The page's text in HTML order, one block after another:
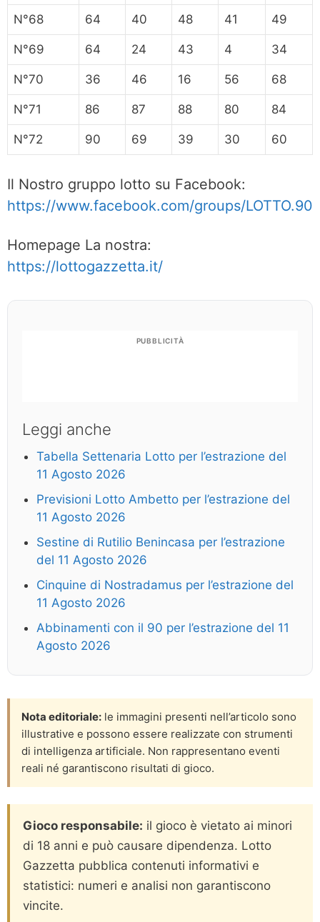
N°68 64 40 48 41 49
N°69 64 24 43 4 34
N°70 36 46 16 56 68
N°71 86 87 88 80 84
N°72 90 69 39 30 60
Il Nostro gruppo lotto su Facebook:
https://www.facebook.com/groups/LOTTO.90
Homepage La nostra:
https://lottogazzetta.it/
PUBBLICITÀ
Leggi anche
Tabella Settenaria Lotto per l’estrazione del
11 Agosto 2026
Previsioni Lotto Ambetto per l’estrazione del
11 Agosto 2026
Sestine di Rutilio Benincasa per l’estrazione
del 11 Agosto 2026
Cinquine di Nostradamus per l’estrazione del
11 Agosto 2026
Abbinamenti con il 90 per l’estrazione del 11
Agosto 2026
Nota editoriale: le immagini presenti nell’articolo sono
illustrative e possono essere realizzate con strumenti
di intelligenza artificiale. Non rappresentano eventi
reali né garantiscono risultati di gioco.
Gioco responsabile: il gioco è vietato ai minori
di 18 anni e può causare dipendenza. Lotto
Gazzetta pubblica contenuti informativi e
statistici: numeri e analisi non garantiscono
vincite.